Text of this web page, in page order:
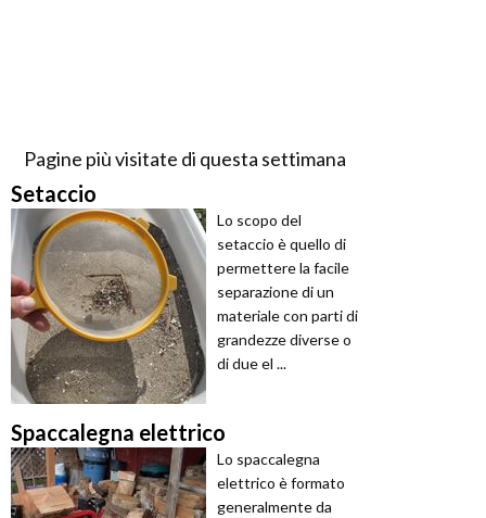
Pagine più visitate di questa settimana
Setaccio
Lo scopo del
setaccio è quello di
permettere la facile
separazione di un
materiale con parti di
grandezze diverse o
di due el ...
Spaccalegna elettrico
Lo spaccalegna
elettrico è formato
generalmente da